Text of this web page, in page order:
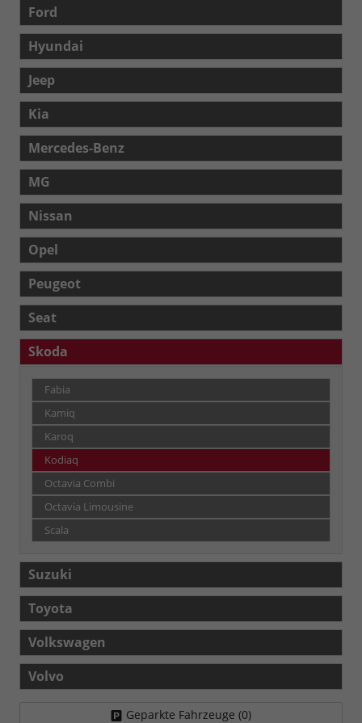
Ford
Hyundai
Jeep
Kia
Mercedes-Benz
MG
Nissan
Opel
Peugeot
Seat
Skoda
Fabia
Kamiq
Karoq
Kodiaq
Octavia Combi
Octavia Limousine
Scala
Suzuki
Toyota
Volkswagen
Volvo
Geparkte Fahrzeuge (0)